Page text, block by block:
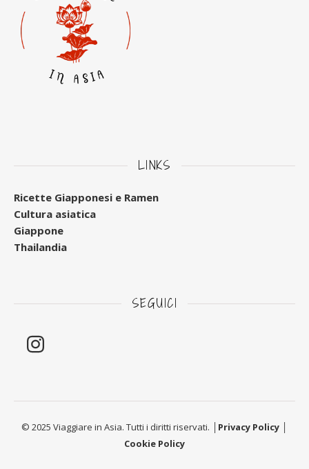
LINKS
Ricette Giapponesi e Ramen
Cultura asiatica
Giappone
Thailandia
SEGUICI
© 2025 Viaggiare in Asia. Tutti i diritti riservati. │ Privacy Policy
Cookie Policy